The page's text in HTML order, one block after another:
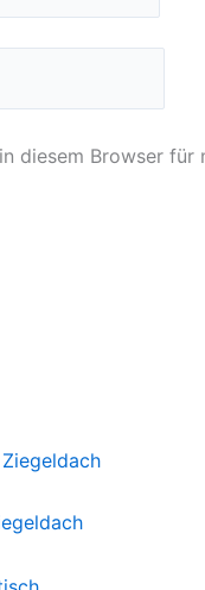
diesem Browser für